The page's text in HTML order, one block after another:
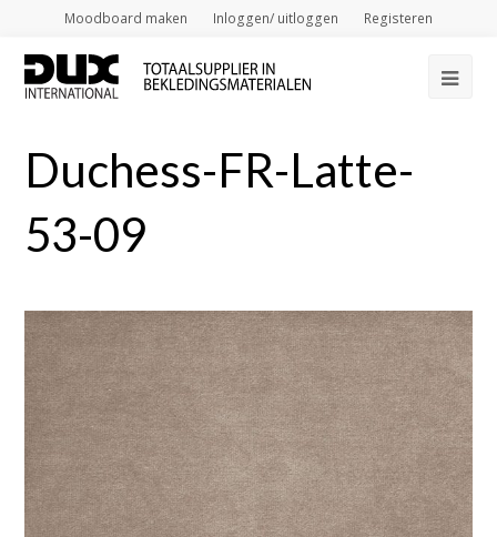
Moodboard maken Inloggen/ uitloggen Registeren
Duchess-FR-Latte-
53-09